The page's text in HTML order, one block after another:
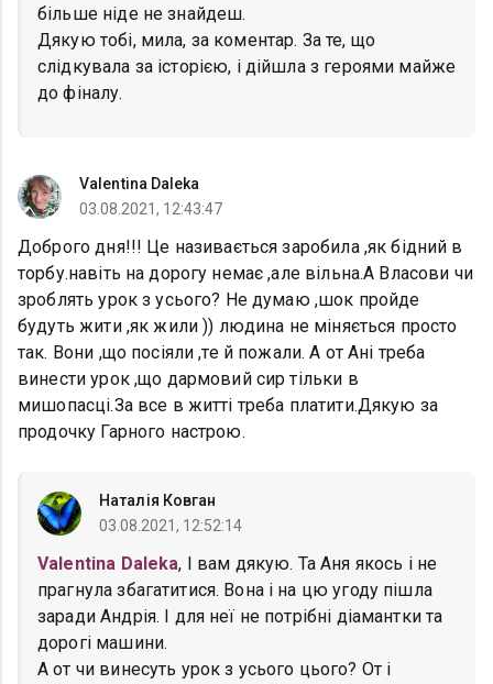
більше ніде не знайдеш.
Дякую тобі, мила, за коментар. За те, що
слідкувала за історією, і дійшла з героями майже
до фіналу.
Valentina Daleka
03.08.2021, 12:43:47
Доброго дня!!! Це називається заробила ,як бідний в
торбу.навіть на дорогу немає ,але вільна.А Власови чи
зроблять урок з усього? Не думаю ,шок пройде
будуть жити ,як жили )) людина не міняється просто
так. Вони ,що посіяли ,те й пожали. А от Ані треба
винести урок ,що дармовий сир тільки в
мишопасці.За все в житті треба платити.Дякую за
продочку Гарного настрою.
Наталія Ковган
03.08.2021, 12:52:14
Valentina Daleka, І вам дякую. Та Аня якось і не
прагнула збагатитися. Вона і на цю угоду пішла
заради Андрія. І для неї не потрібні діамантки та
дорогі машини.
А от чи винесуть урок з усього цього? От і